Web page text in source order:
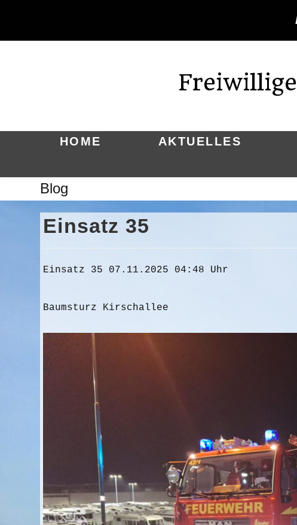
HOME AKTUELLES
Blog
Einsatz 35
Einsatz 35 07.11.2025 04:48 Uhr
Baumsturz Kirschallee